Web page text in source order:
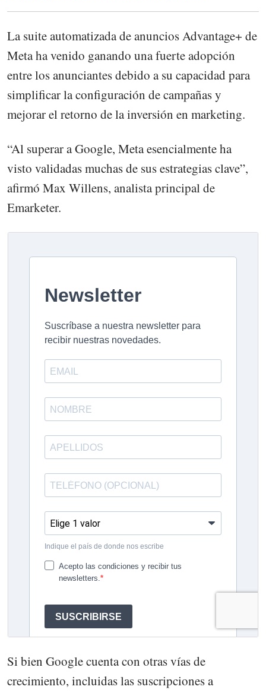
La suite automatizada de anuncios Advantage+ de
Meta ha venido ganando una fuerte adopción
entre los anunciantes debido a su capacidad para
simplificar la configuración de campañas y
mejorar el retorno de la inversión en marketing.
“Al superar a Google, Meta esencialmente ha
visto validadas muchas de sus estrategias clave”,
afirmó Max Willens, analista principal de
Emarketer.
Si bien Google cuenta con otras vías de
crecimiento, incluidas las suscripciones a